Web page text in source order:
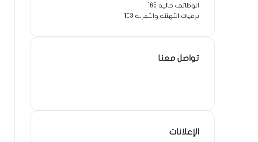
الوظائف خاليه 165
برقيات التهنئة والتعزية 103
تواصل معنا
الإعلانات